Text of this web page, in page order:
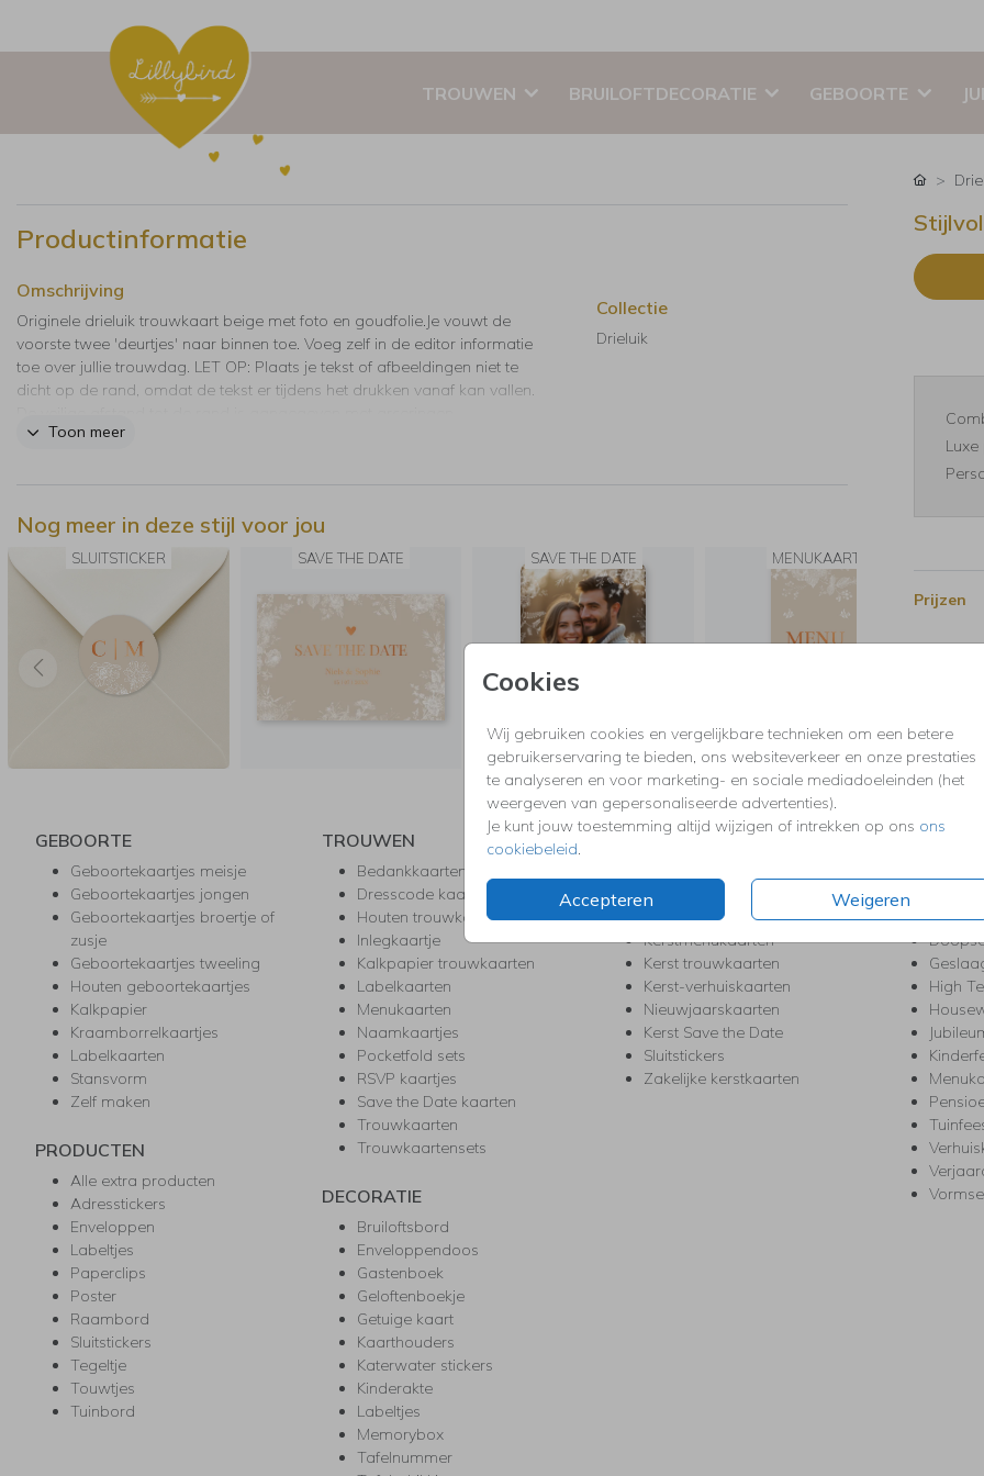
TROUWEN BRUILOFTDECORATIE GEBOORTE
Cookies
Wij gebruiken cookies en vergelijkbare technieken om een betere
gebruikerservaring te bieden, ons websiteverkeer en onze prestaties
te analyseren en voor marketing- en sociale mediadoeleinden (het
weergeven van gepersonaliseerde advertenties).
Je kunt jouw toestemming altijd wijzigen of intrekken op ons ons
cookiebeleid.
Accepteren Weigeren
Productinformatie
Omschrijving
Originele drieluik trouwkaart beige met foto en goudfolie.Je vouwt de
voorste twee 'deurtjes' naar binnen toe. Voeg zelf in de editor informatie
toe over jullie trouwdag. LET OP: Plaats je tekst of afbeeldingen niet te
dicht op de rand, omdat de tekst er tijdens het drukken vanaf kan vallen.
Toon meer
Collectie
Drieluik
Nog meer in deze stijl voor jou
SLUITSTICKER SAVE THE DATE SAVE THE DATE MENUKAART
Prijzen
GEBOORTE
Geboortekaartjes meisje
Geboortekaartjes jongen
Geboortekaartjes broertje of
zusje
Geboortekaartjes tweeling
Houten geboortekaartjes
Kalkpapier
Kraamborrelkaartjes
Labelkaarten
Stansvorm
Zelf maken
PRODUCTEN
Alle extra producten
Adresstickers
Enveloppen
Labeltjes
Paperclips
Poster
Raambord
Sluitstickers
Tegeltje
Touwtjes
Tuinbord
TROUWEN
Bedankkaarten
Dresscode kaartjes
Houten trouwkaarten
Inlegkaartje
Kalkpapier trouwkaarten
Labelkaarten
Menukaarten
Naamkaartjes
Pocketfold sets
RSVP kaartjes
Save the Date kaarten
Trouwkaarten
Trouwkaartensets
DECORATIE
Bruiloftsbord
Enveloppendoos
Gastenboek
Geloftenboekje
Getuige kaart
Kaarthouders
Katerwater stickers
Kinderakte
Labeltjes
Memorybox
Tafelnummer
Kerstborrel uitnodigingen
Kerstdiner uitnodigingen
Kerstmenukaarten
Kerst trouwkaarten
Kerst-verhuiskaarten
Nieuwjaarskaarten
Kerst Save the Date
Sluitstickers
Zakelijke kerstkaarten
High